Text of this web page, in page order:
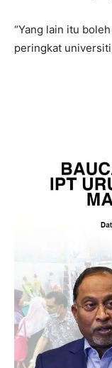
“Yang lain itu
peringkat